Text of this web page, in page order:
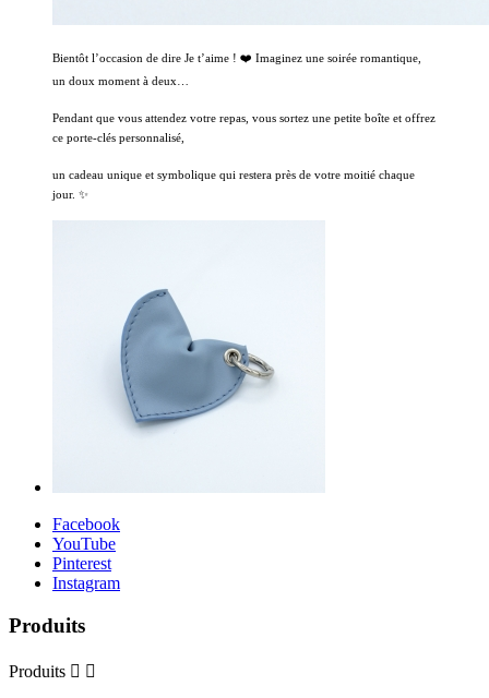
Bientôt l’occasion de dire Je t’aime ! ❤️ Imaginez une soirée romantique,
un doux moment à deux…
Pendant que vous attendez votre repas, vous sortez une petite boîte et offrez
ce porte-clés personnalisé,
un cadeau unique et symbolique qui restera près de votre moitié chaque
jour. ✨
Facebook
YouTube
Pinterest
Instagram
Produits
Produits  